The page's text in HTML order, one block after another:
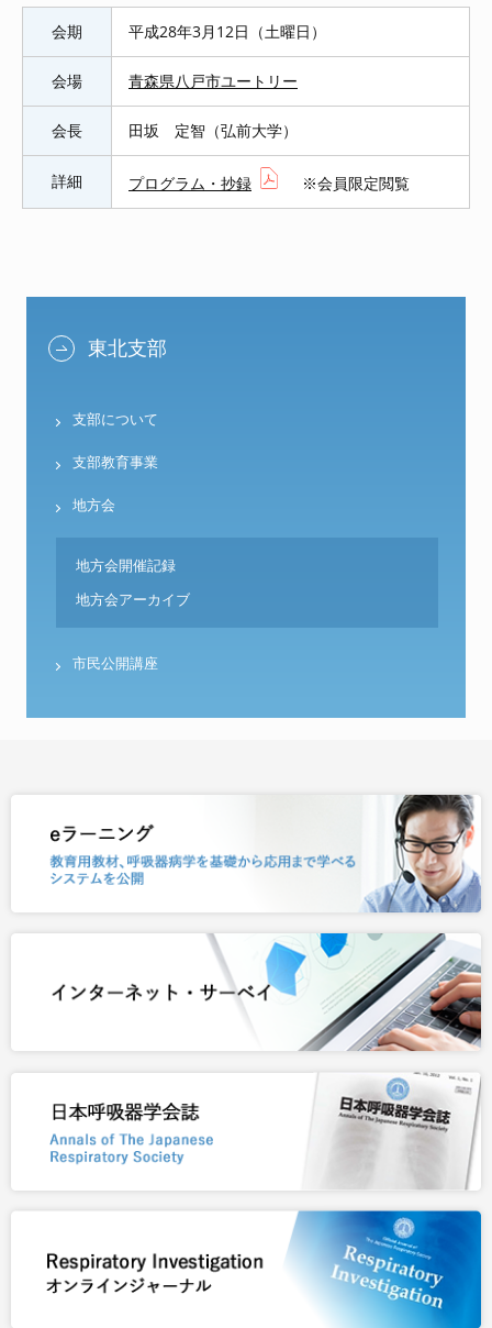
会期 平成28年3月12日（土曜日）
会場 青森県八戸市ユートリー
会長 田坂 定智（弘前大学）
詳細 プログラム・抄録 ※会員限定閲覧
東北支部
支部について
支部教育事業
地方会
地方会開催記録
地方会アーカイブ
市民公開講座